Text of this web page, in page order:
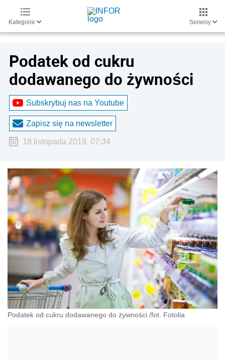
Kategorie Serwisy
Podatek od cukru
dodawanego do żywności
Subskrybuj nas na Youtube
Zapisz się na newsletter
18 listopada 2019, 07:34
Podatek od cukru dodawanego do żywności /fot. Fotolia